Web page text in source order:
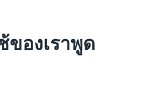
ของเราพูด